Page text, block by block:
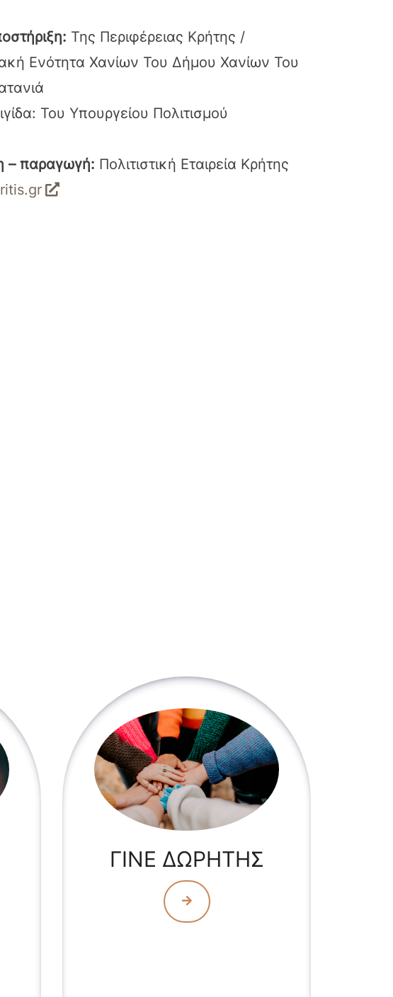
Της Περιφέρειας Κρήτης /
Ενότητα Χανίων Του Δήμου Χανίων Του
Του Υπουργείου Πολιτισμού
– παραγωγή: Πολιτιστική Εταιρεία Κρήτης
ΓΙΝΕ ΔΩΡΗΤΗΣ